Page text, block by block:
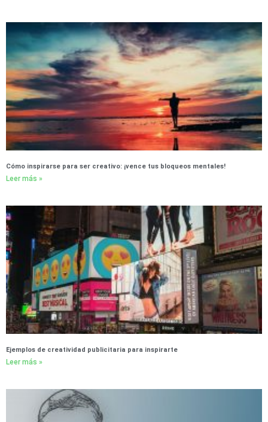
Cómo inspirarse para ser creativo: ¡vence tus bloqueos mentales!
Leer más »
Ejemplos de creatividad publicitaria para inspirarte
Leer más »